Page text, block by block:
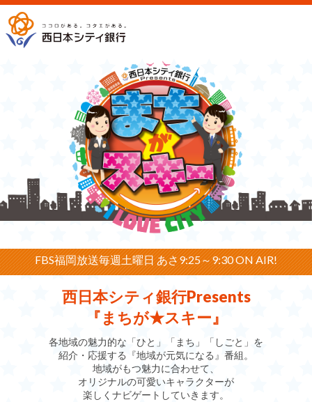
FBS福岡放送毎週土曜日 あさ9:25～9:30 ON AIR!
西日本シティ銀行Presents
『まちが★スキー』
各地域の魅力的な「ひと」「まち」「しごと」を
紹介・応援する『地域が元気になる』番組。
地域がもつ魅力に合わせて、
オリジナルの可愛いキャラクターが
楽しくナビゲートしていきます。